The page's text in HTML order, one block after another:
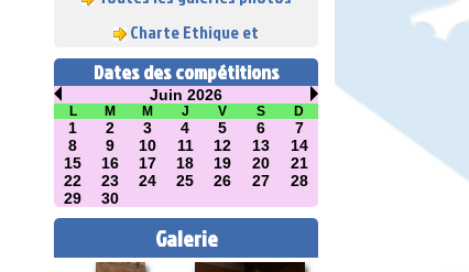
Charte Ethique et
Déontologique
Dates des compétitions
Juin 2026
L M M J V S D
1 2 3 4 5 6
7
8
9 10 11 12 13
14
15
16 17 18 19 20
21
22
23 24 25 26 27
28
29
30
Galerie